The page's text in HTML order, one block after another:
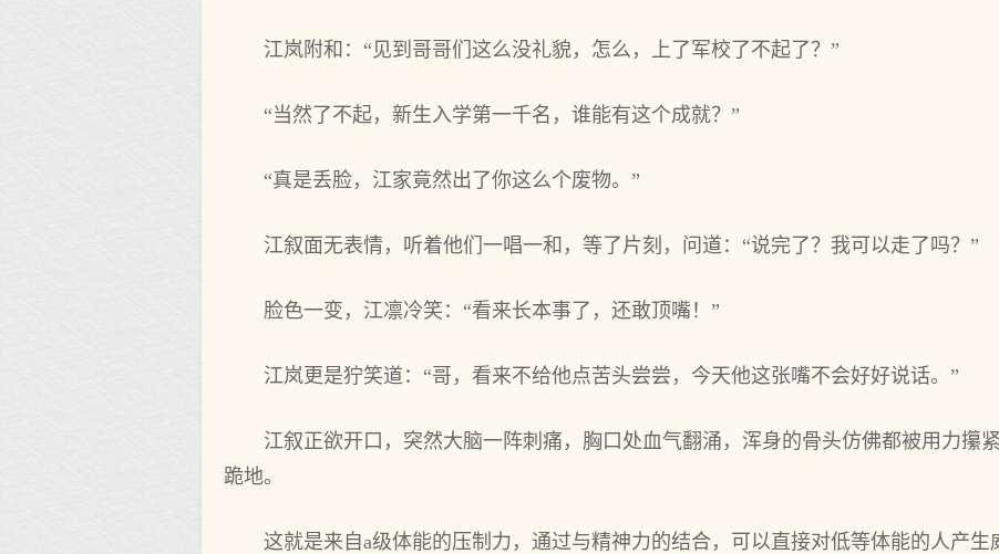
江岚附和：“见到哥哥们这么没礼貌，怎么，上了军校了不起了？”
“当然了不起，新生入学第一千名，谁能有这个成就？”
“真是丢脸，江家竟然出了你这么个废物。”
江叙面无表情，听着他们一唱一和，等了片刻，问道：“说完了？我可以走了吗？”
脸色一变，江凛冷笑：“看来长本事了，还敢顶嘴！”
江岚更是狞笑道：“哥，看来不给他点苦头尝尝，今天他这张嘴不会好好说话。”
江叙正欲开口，突然大脑一阵刺痛，胸口处血气翻涌，浑身的骨头仿佛都被用力攥
跪地。
这就是来自a级体能的压制力，通过与精神力的结合，可以直接对低等体能的人产